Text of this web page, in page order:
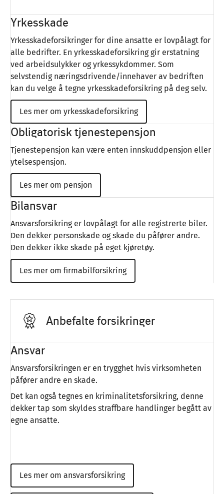
Yrkesskade
Yrkesskadeforsikringer for dine ansatte er lovpålagt for
alle bedrifter. En yrkesskadeforsikring gir erstatning
ved arbeidsulykker og yrkessykdommer. Som
selvstendig næringsdrivende/innehaver av bedriften
kan du velge å tegne yrkesskadeforsikring på deg selv.
Les mer om yrkesskadeforsikring
Obligatorisk tjenestepensjon
Tjenestepensjon kan være enten innskuddpensjon eller
ytelsespensjon.
Les mer om pensjon
Bilansvar
Ansvarsforsikring er lovpålagt for alle registrerte biler.
Den dekker personskade og skade du påfører andre.
Den dekker ikke skade på eget kjøretøy.
Les mer om firmabilforsikring
Anbefalte forsikringer
Ansvar
Ansvarsforsikringen er en trygghet hvis virksomheten
påfører andre en skade.
Det kan også tegnes en kriminalitetsforsikring, denne
dekker tap som skyldes straffbare handlinger begått av
egne ansatte.
Les mer om ansvarsforsikring